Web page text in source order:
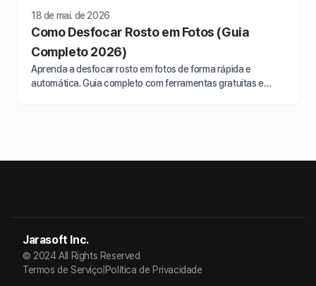
18 de mai. de 2026
Como Desfocar Rosto em Fotos (Guia
Completo 2026)
Aprenda a desfocar rosto em fotos de forma rápida e
automática. Guia completo com ferramentas gratuitas e
Jarasoft Inc.
© 2024 All Rights Reserved
Termos de Serviço Política de Privacidade